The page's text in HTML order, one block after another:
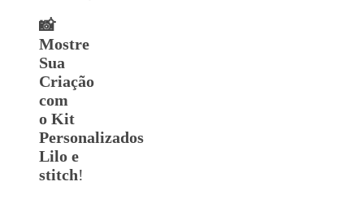
📸
Mostre
Sua
Criação
com
o Kit
Personalizados
Lilo e
stitch!